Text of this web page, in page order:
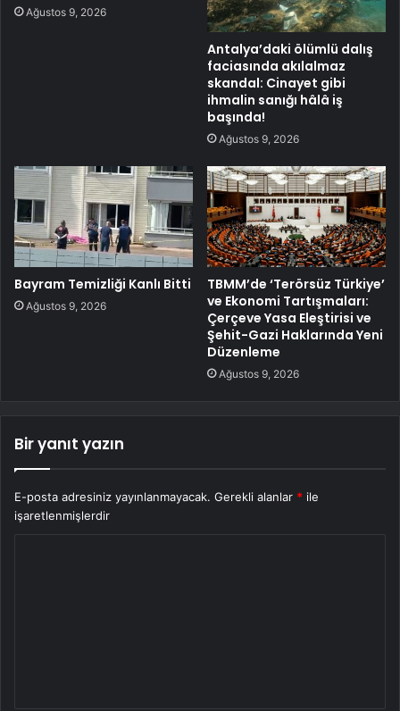
Ağustos 9, 2026
Antalya’daki ölümlü dalış
faciasında akılalmaz
skandal: Cinayet gibi
ihmalin sanığı hâlâ iş
başında!
Ağustos 9, 2026
Bayram Temizliği Kanlı Bitti
Ağustos 9, 2026
TBMM’de ‘Terörsüz Türkiye’
ve Ekonomi Tartışmaları:
Çerçeve Yasa Eleştirisi ve
Şehit-Gazi Haklarında Yeni
Düzenleme
Ağustos 9, 2026
Bir yanıt yazın
E-posta adresiniz yayınlanmayacak. Gerekli alanlar * ile
işaretlenmişlerdir